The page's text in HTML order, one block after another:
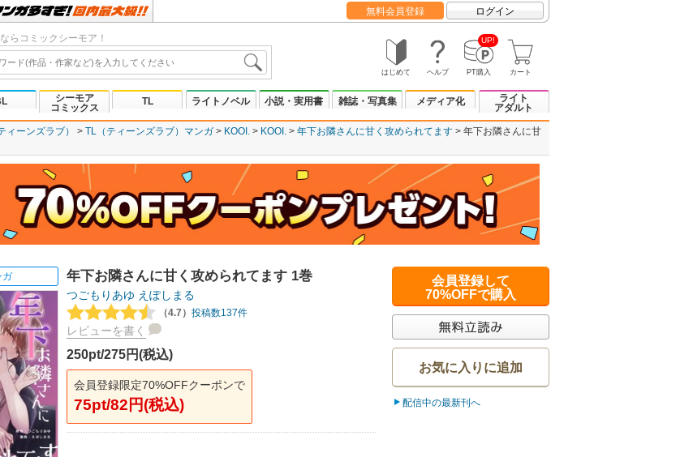
無料会員登録 ログイン
らコミックシーモア！
はじめて ヘルプ
UP!
PT購入 カート
シーモア
コミックス
TL ライトノベル 小説・実用書 雑誌・写真集 メディア化
ライト
アダルト
ィーンズラブ） TL（ティーンズラブ）マンガ KOOI. KOOI. 年下お隣さんに甘く攻められてます
年下お隣さんに甘
ガ 年下お隣さんに甘く攻められてます 1巻
つごもりあゆ えぽしまる
（4.7） 投稿数137件
レビューを書く
250pt/275円(税込)
会員登録限定70%OFFクーポンで
75pt/82円(税込)
会員登録して
70%OFFで購入
お気に入りに追加
配信中の最新刊へ